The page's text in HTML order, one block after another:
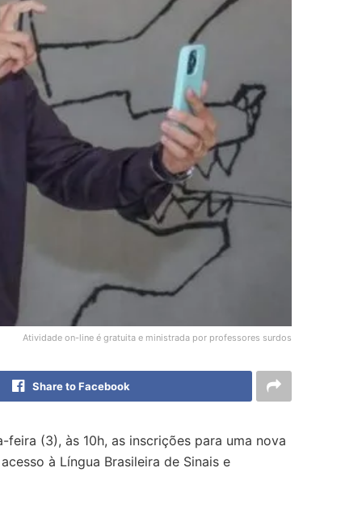
Atividade on-line é gratuita e ministrada por professores surdos
Share to Facebook
feira (3), às 10h, as inscrições para uma nova
à Língua Brasileira de Sinais e